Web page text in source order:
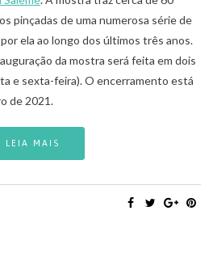
pinçadas de uma numerosa série de
ela ao longo dos últimos três anos.
da mostra será feita em dois
e sexta-feira). O encerramento está
de 2021.
LEIA MAIS